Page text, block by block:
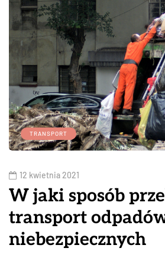
TRANSPORT
12 kwietnia 2021
W jaki sposób
transport
niebezpiecznych